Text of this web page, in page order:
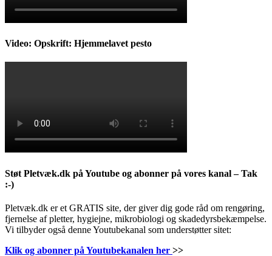
Video: Opskrift: Hjemmelavet pesto
Støt Pletvæk.dk på Youtube og abonner på vores kanal – Tak
:-)
Pletvæk.dk er et GRATIS site, der giver dig gode råd om rengøring,
fjernelse af pletter, hygiejne, mikrobiologi og skadedyrsbekæmpelse.
Vi tilbyder også denne Youtubekanal som understøtter sitet:
Klik og abonner på Youtubekanalen her >>